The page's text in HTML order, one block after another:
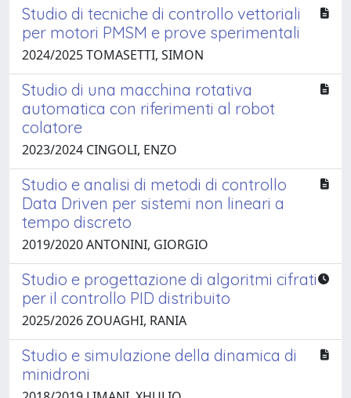
Studio di tecniche di controllo vettoriali
per motori PMSM e prove sperimentali
2024/2025 TOMASETTI, SIMON
Studio di una macchina rotativa
automatica con riferimenti al robot
colatore
2023/2024 CINGOLI, ENZO
Studio e analisi di metodi di controllo
Data Driven per sistemi non lineari a
tempo discreto
2019/2020 ANTONINI, GIORGIO
Studio e progettazione di algoritmi cifrati
per il controllo PID distribuito
2025/2026 ZOUAGHI, RANIA
Studio e simulazione della dinamica di
minidroni